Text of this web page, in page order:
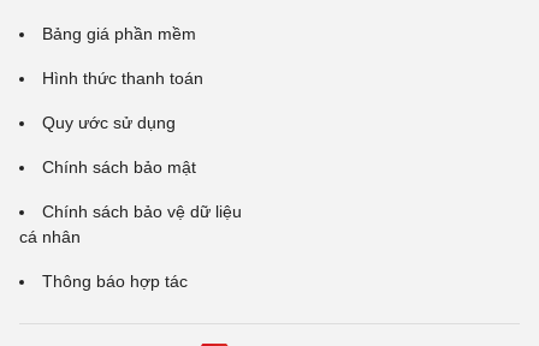
Bảng giá phần mềm
Hình thức thanh toán
Quy ước sử dụng
Chính sách bảo mật
Chính sách bảo vệ dữ liệu
cá nhân
Thông báo hợp tác